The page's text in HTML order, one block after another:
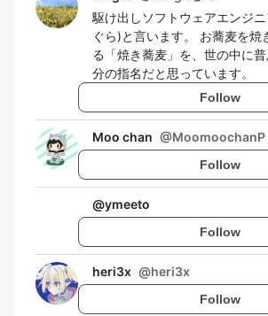
駆け出しソフトウェアエンジ
ぐら)と言います。 お蕎麦を焼
る「焼き蕎麦」を、世の中に
分の指名だと思っています。
Follow
Moo chan @MoomoochanP
Follow
@ymeeto
Follow
heri3x @heri3x
Follow